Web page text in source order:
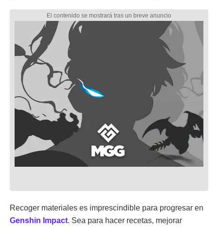
Recoger materiales es imprescindible para progresar en
Genshin Impact. Sea para hacer recetas, mejorar